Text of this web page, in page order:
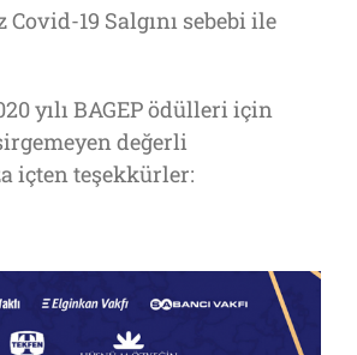
19 Salgını sebebi ile
yılı BAGEP ödülleri için
değerli
içten teşekkürler: